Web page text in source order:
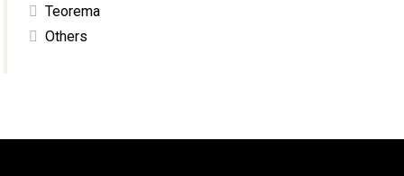
Teorema
Others